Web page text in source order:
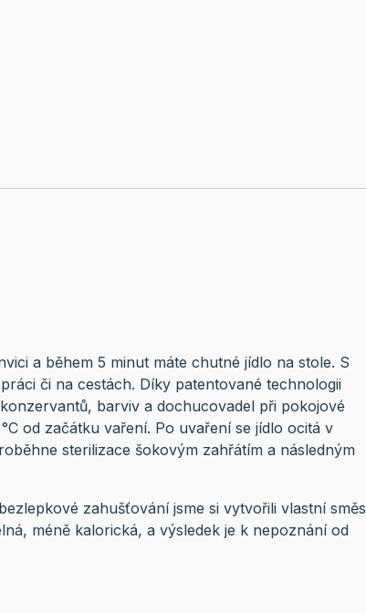
a během 5 minut máte chutné jídlo na stole. S
či na cestách. Díky patentované technologii
barviv a dochucovadel při pokojové
od začátku vaření. Po uvaření se jídlo ocitá v
sterilizace šokovým zahřátím a následným
zahušťování jsme si vytvořili vlastní směs
méně kalorická, a výsledek je k nepoznání od